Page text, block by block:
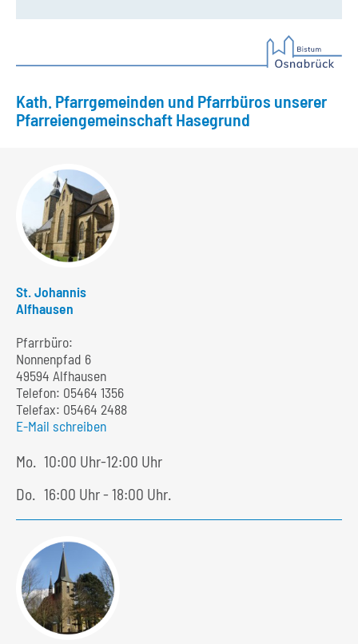
Kath. Pfarrgemeinden und Pfarrbüros unserer
Pfarreiengemeinschaft Hasegrund
St. Johannis
Alfhausen
Pfarrbüro:
Nonnenpfad 6
49594 Alfhausen
Telefon: 05464 1356
Telefax: 05464 2488
E-Mail schreiben
Mo.
10:00 Uhr-12:00 Uhr
Do.
16:00 Uhr - 18:00 Uhr.